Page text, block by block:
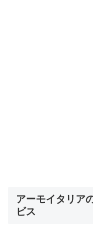
アーモイタリア
ビス